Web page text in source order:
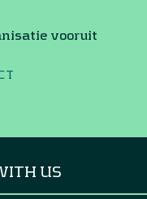
vooruit
US